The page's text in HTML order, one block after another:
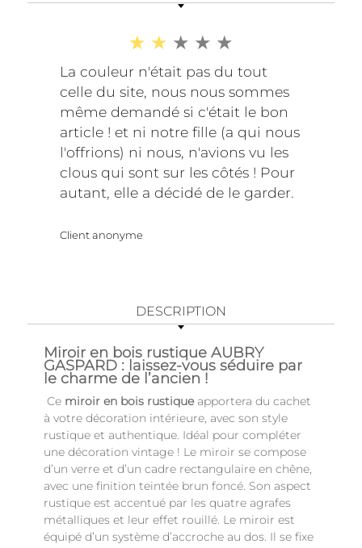
La couleur n'était pas du tout
celle du site, nous nous sommes
même demandé si c'était le bon
article ! et ni notre fille (a qui nous
l'offrions) ni nous, n'avions vu les
clous qui sont sur les côtés ! Pour
autant, elle a décidé de le garder.
Client anonyme
DESCRIPTION
Miroir en bois rustique AUBRY
GASPARD : laissez-vous séduire par
le charme de l’ancien !
Ce miroir en bois rustiqueapportera du cachet
à votre décoration intérieure, avec son style
rustique et authentique. Idéal pour compléter
une décoration vintage ! Le miroir se compose
d’un verre et d’un cadre rectangulaire en chêne,
avec une finition teintée brun foncé. Son aspect
rustique est accentué par les quatre agrafes
métalliques et leur effet rouillé. Le miroir est
équipé d’un système d’accroche au dos. Il se fixe